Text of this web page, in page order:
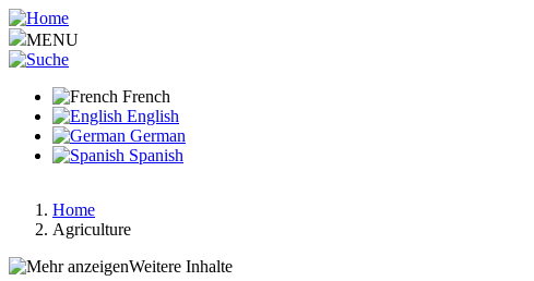
Aller
au
contenu
MENU
French
English
German
Spanish
Fil
d'Ariane
Home
Agriculture
Weitere Inhalte